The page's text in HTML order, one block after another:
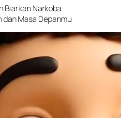
Biarkan Narkoba
Masa Depanmu